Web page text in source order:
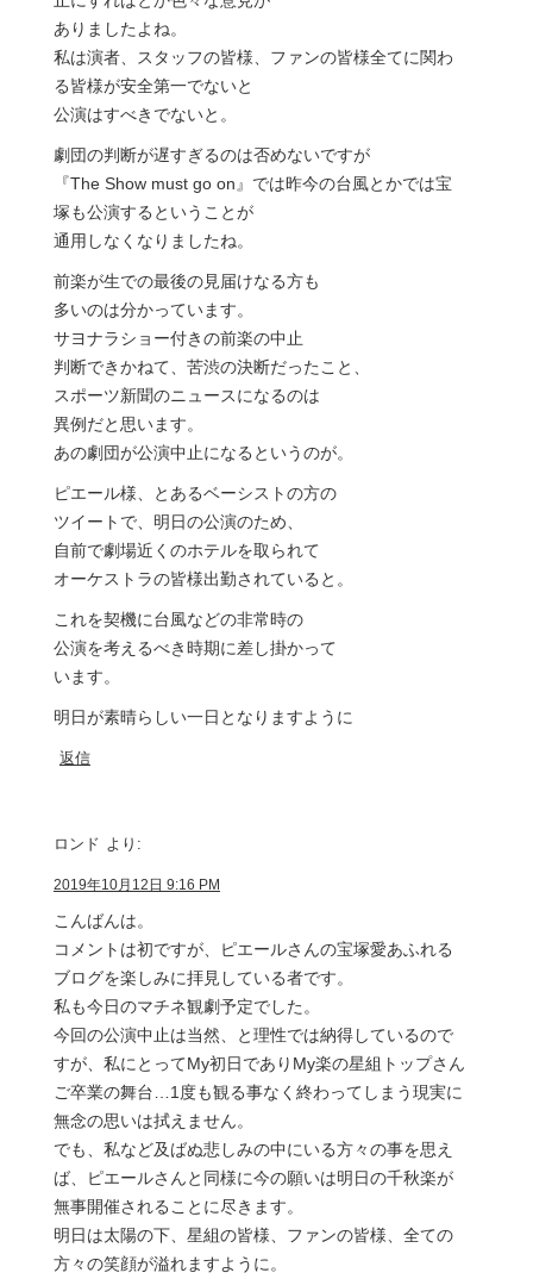
ありましたよね。
私は演者、スタッフの皆様、ファンの皆様全てに関わ
る皆様が安全第一でないと
公演はすべきでないと。
劇団の判断が遅すぎるのは否めないですが
『The Show must go on』では昨今の台風とかでは宝
塚も公演するということが
通用しなくなりましたね。
前楽が生での最後の見届けなる方も
多いのは分かっています。
サヨナラショー付きの前楽の中止
判断できかねて、苦渋の決断だったこと、
スポーツ新聞のニュースになるのは
異例だと思います。
あの劇団が公演中止になるというのが。
ピエール様、とあるベーシストの方の
ツイートで、明日の公演のため、
自前で劇場近くのホテルを取られて
オーケストラの皆様出勤されていると。
これを契機に台風などの非常時の
公演を考えるべき時期に差し掛かって
います。
明日が素晴らしい一日となりますように
返信
ロンド より:
2019年10月12日 9:16 PM
こんばんは。
コメントは初ですが、ピエールさんの宝塚愛あふれる
ブログを楽しみに拝見している者です。
私も今日のマチネ観劇予定でした。
今回の公演中止は当然、と理性では納得しているので
すが、私にとってMy初日でありMy楽の星組トップさん
ご卒業の舞台…1度も観る事なく終わってしまう現実に
無念の思いは拭えません。
でも、私など及ばぬ悲しみの中にいる方々の事を思え
ば、ピエールさんと同様に今の願いは明日の千秋楽が
無事開催されることに尽きます。
明日は太陽の下、星組の皆様、ファンの皆様、全ての
方々の笑顔が溢れますように。